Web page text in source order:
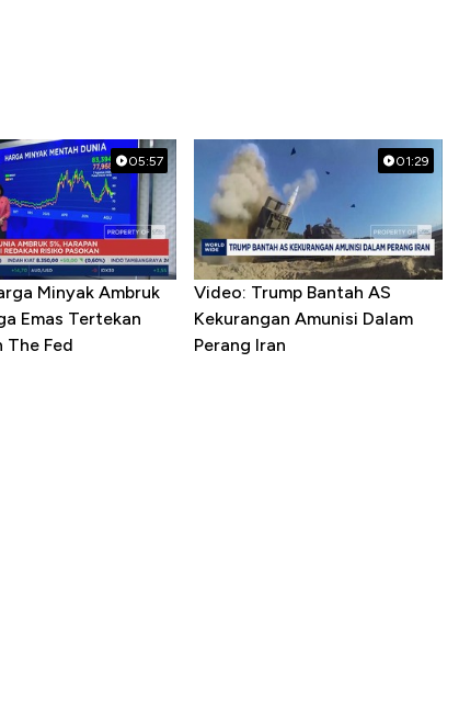
05:57
Minyak Ambruk
Emas Tertekan
The Fed
01:29
Video: Trump Bantah AS
Kekurangan Amunisi Dalam
Perang Iran